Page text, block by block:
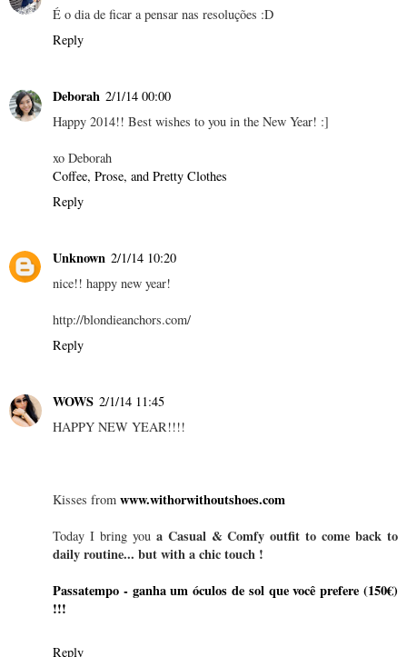
É o dia de ficar a pensar nas resoluções :D
Reply
Deborah 2/1/14 00:00
Happy 2014!! Best wishes to you in the New Year! :]
xo Deborah
Coffee, Prose, and Pretty Clothes
Reply
Unknown 2/1/14 10:20
nice!! happy new year!
http://blondieanchors.com/
Reply
WOWS 2/1/14 11:45
HAPPY NEW YEAR!!!!
Kisses from www.withorwithoutshoes.com
Today I bring you a Casual & Comfy outfit to come back to
daily routine... but with a chic touch !
Passatempo - ganha um óculos de sol que você prefere (150€)
!!!
Reply